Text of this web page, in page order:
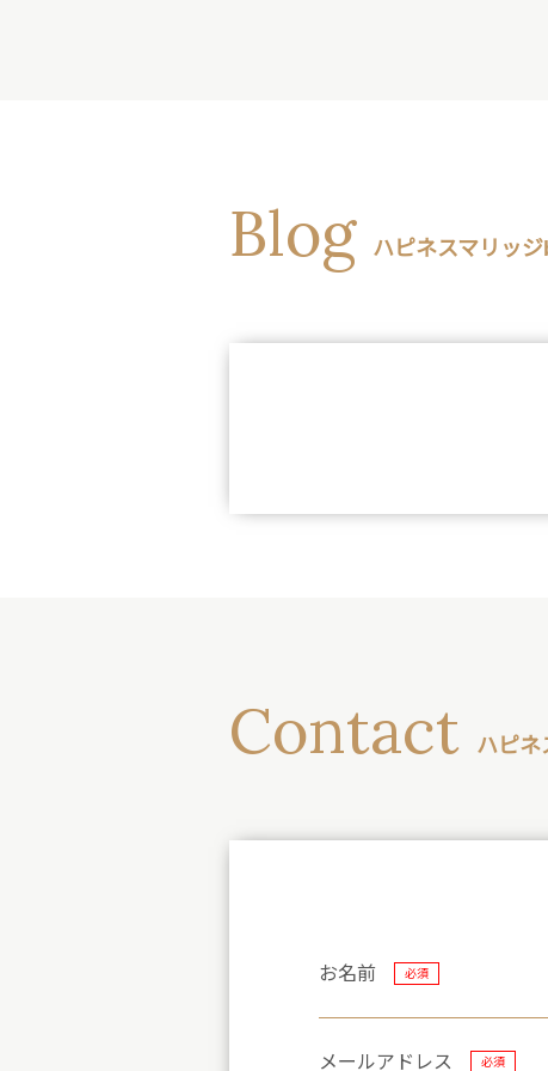
Blog ハピネスマリッ
Contact ハピネ
お名前 必須
メールアドレス 必須